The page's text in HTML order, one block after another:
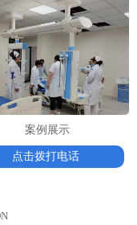
案例展示
点击拨打电话